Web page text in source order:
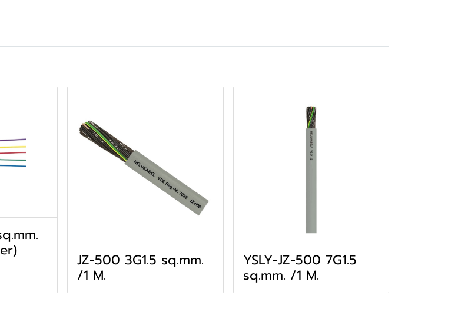
JZ-500 3G1.5 sq.mm.
/1 M.
YSLY-JZ-500 7G1.5
sq.mm. /1 M.